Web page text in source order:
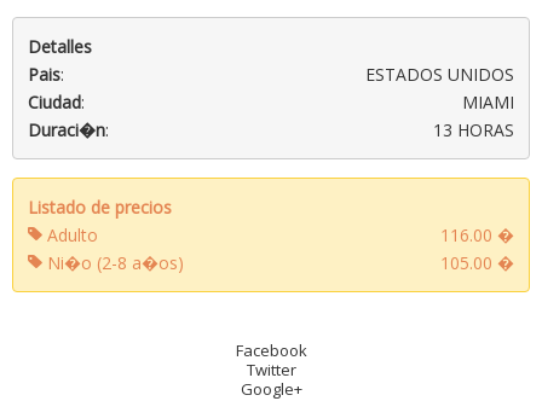
Detalles
Pais:
ESTADOS UNIDOS
Ciudad:
MIAMI
Duraci�n: 13 HORAS
Listado de precios
Adulto
116.00 �
Ni�o (2-8 a�os)
105.00 �
Facebook
Twitter
Google+